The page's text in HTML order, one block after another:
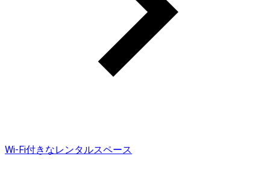
Wi-Fi付きなレンタルスペース